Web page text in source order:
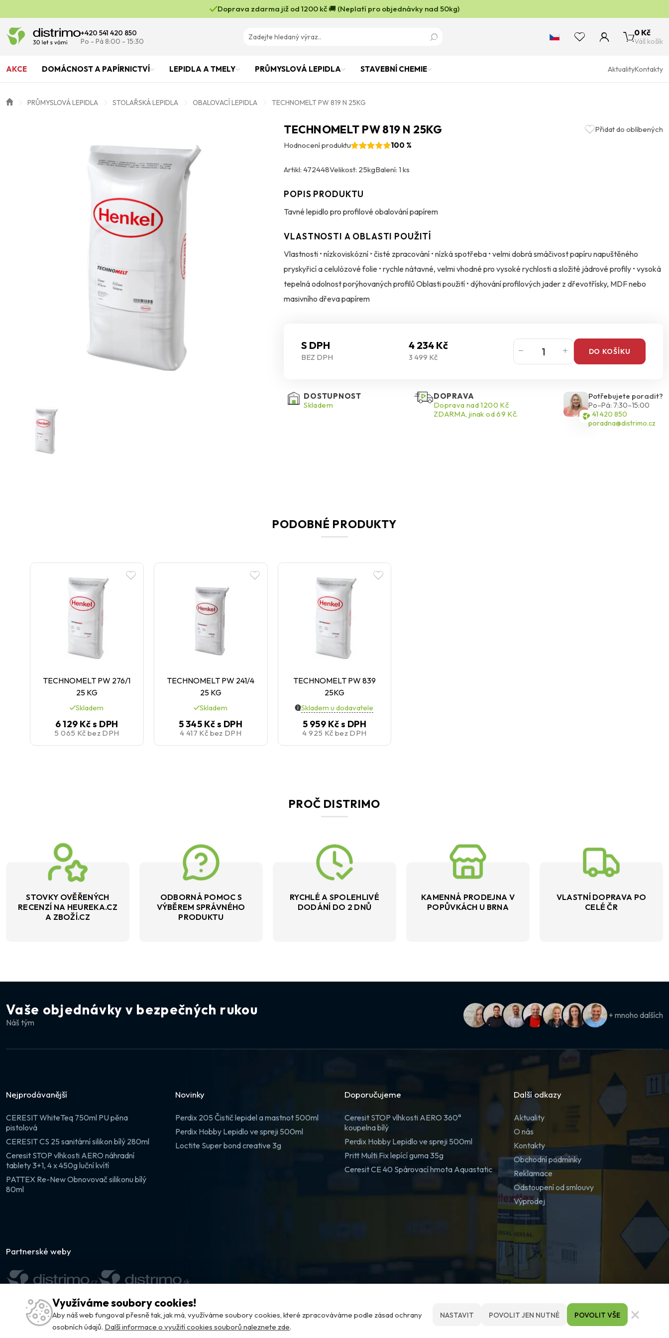
Doprava zdarma již od 1200 kč 🚚 (Neplatí pro objednávky nad 50kg)
+420 541 420 850
Po - Pá 8:00 - 15:30
0 Kč
Váš košík
AKCE DOMÁCNOST A PAPÍRNICTVÍ LEPIDLA A TMELY PRŮMYSLOVÁ LEPIDLA STAVEBNÍ CHEMIE AktualityKontakty
PRŮMYSLOVÁ LEPIDLA STOLAŘSKÁ LEPIDLA OBALOVACÍ LEPIDLA TECHNOMELT PW 819 N 25KG
TECHNOMELT PW 819 N 25KG
Přidat do oblíbených
Hodnocení produktu
100 %
Artikl: 472448Velikost: 25kgBalení: 1 ks
POPIS PRODUKTU
Tavné lepidlo pro profilové obalování papírem
VLASTNOSTI A OBLASTI POUŽITÍ
Vlastnosti • nízkoviskózní • čisté zpracování • nízká spotřeba • velmi dobrá smáčivost papíru napuštěného
pryskyřicí a celulózové folie • rychle nátavné, velmi vhodné pro vysoké rychlosti a složité jádrové profily • vysoká
tepelná odolnost porýhovaných profilů Oblasti použití • dýhování profilových jader z dřevotřísky, MDF nebo
masivního dřeva papírem
S DPH 4 234 Kč
BEZ DPH 3 499 Kč
DO KOŠÍKU
DOSTUPNOST
Skladem
DOPRAVA
Doprava nad 1200 Kč
ZDARMA, jinak od 69 Kč.
Potřebujete poradit?
Po–Pá: 7:30–15:00
541 420 850
poradna@distrimo.cz
PODOBNÉ PRODUKTY
TECHNOMELT PW 276/1
25 KG
Skladem
6 129 Kčs DPH
5 065 Kč bez DPH
TECHNOMELT PW 241/4
25 KG
Skladem
5 345 Kčs DPH
4 417 Kč bez DPH
TECHNOMELT PW 839
25KG
Skladem u dodavatele
5 959 Kčs DPH
4 925 Kč bez DPH
PROČ DISTRIMO
STOVKY OVĚŘENÝCH
RECENZÍ NA HEUREKA.CZ
A ZBOŽÍ.CZ
ODBORNÁ POMOC S
VÝBĚREM SPRÁVNÉHO
PRODUKTU
RYCHLÉ A SPOLEHLIVÉ
DODÁNÍ DO 2 DNŮ
KAMENNÁ PRODEJNA V
POPŮVKÁCH U BRNA
VLASTNÍ DOPRAVA PO
CELÉ ČR
Vaše objednávky v bezpečných rukou
Náš tým
+ mnoho dalších
Nejprodávanější
CERESIT WhiteTeq 750ml PU pěna
pistolová
CERESIT CS 25 sanitární silikon bílý 280ml
Ceresit STOP vlhkosti AERO náhradní
tablety 3+1, 4 x 450g luční kvítí
PATTEX Re-New Obnovovač silikonu bílý
80ml
Novinky
Perdix 205 Čistič lepidel a mastnot 500ml
Perdix Hobby Lepidlo ve spreji 500ml
Loctite Super bond creative 3g
Doporučujeme
Ceresit STOP vlhkosti AERO 360°
koupelna bílý
Perdix Hobby Lepidlo ve spreji 500ml
Pritt Multi Fix lepící guma 35g
Ceresit CE 40 Spárovací hmota Aquastatic
Další odkazy
Aktuality
O nás
Kontakty
Obchodní podmínky
Reklamace
Odstoupení od smlouvy
Výprodej
Partnerské weby
© DISTRIMO.CZ 2026
Využíváme soubory cookies!
Aby náš web fungoval přesně tak, jak má, využíváme soubory cookies, které zpracováváme podle zásad ochrany
osobních údajů. Další informace o využití cookies souborů naleznete zde.
NASTAVIT POVOLIT JEN NUTNÉ POVOLIT VŠE